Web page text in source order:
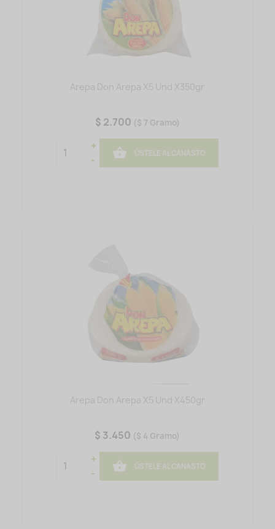
Arepa Don Arepa X5 Und X350gr
$ 2.700 ($ 7 Gramo)
+
-
 ÚSTELE AL CANASTO
Arepa Don Arepa X5 Und X450gr
$ 3.450 ($ 4 Gramo)
+
-
 ÚSTELE AL CANASTO